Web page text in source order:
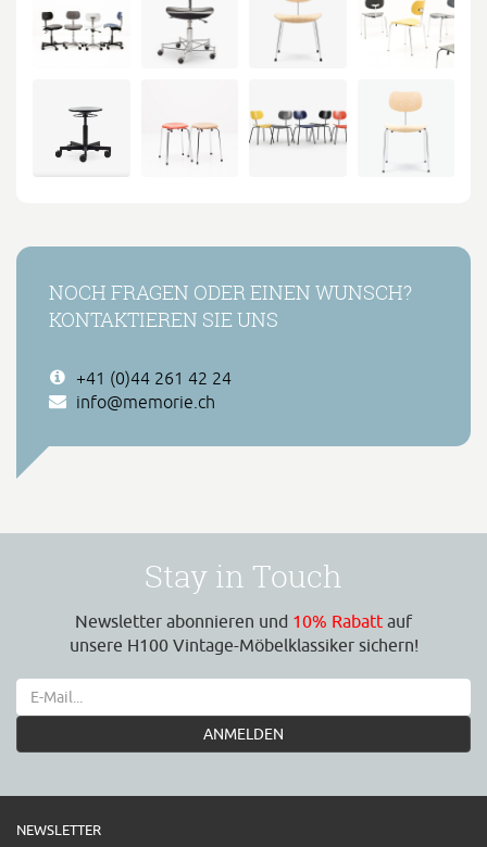
NOCH FRAGEN ODER EINEN WUNSCH?
KONTAKTIEREN SIE UNS
+41 (0)44 261 42 24
info@memorie.ch
Stay in Touch
Newsletter abonnieren und 10% Rabatt auf
unsere H100 Vintage-Möbelklassiker sichern!
ANMELDEN
NEWSLETTER